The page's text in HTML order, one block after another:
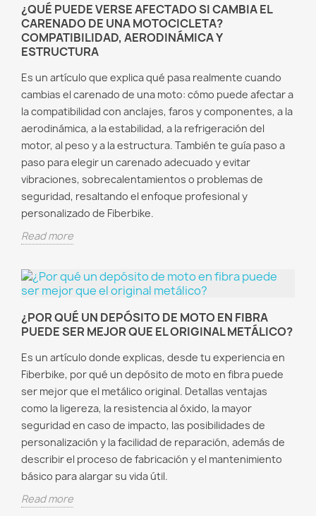
¿QUÉ PUEDE VERSE AFECTADO SI CAMBIA EL
CARENADO DE UNA MOTOCICLETA?
COMPATIBILIDAD, AERODINÁMICA Y
ESTRUCTURA
Es un artículo que explica qué pasa realmente cuando
cambias el carenado de una moto: cómo puede afectar a
la compatibilidad con anclajes, faros y componentes, a la
aerodinámica, a la estabilidad, a la refrigeración del
motor, al peso y a la estructura. También te guía paso a
paso para elegir un carenado adecuado y evitar
vibraciones, sobrecalentamientos o problemas de
seguridad, resaltando el enfoque profesional y
personalizado de Fiberbike.
Read more
¿POR QUÉ UN DEPÓSITO DE MOTO EN FIBRA
PUEDE SER MEJOR QUE EL ORIGINAL METÁLICO?
Es un artículo donde explicas, desde tu experiencia en
Fiberbike, por qué un depósito de moto en fibra puede
ser mejor que el metálico original. Detallas ventajas
como la ligereza, la resistencia al óxido, la mayor
seguridad en caso de impacto, las posibilidades de
personalización y la facilidad de reparación, además de
describir el proceso de fabricación y el mantenimiento
básico para alargar su vida útil.
Read more